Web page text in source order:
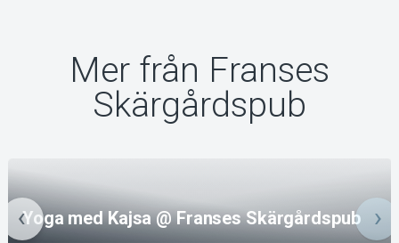
Mer från Franses
Skärgårdspub
Yoga med Kajsa @ Franses Skärgårdspub